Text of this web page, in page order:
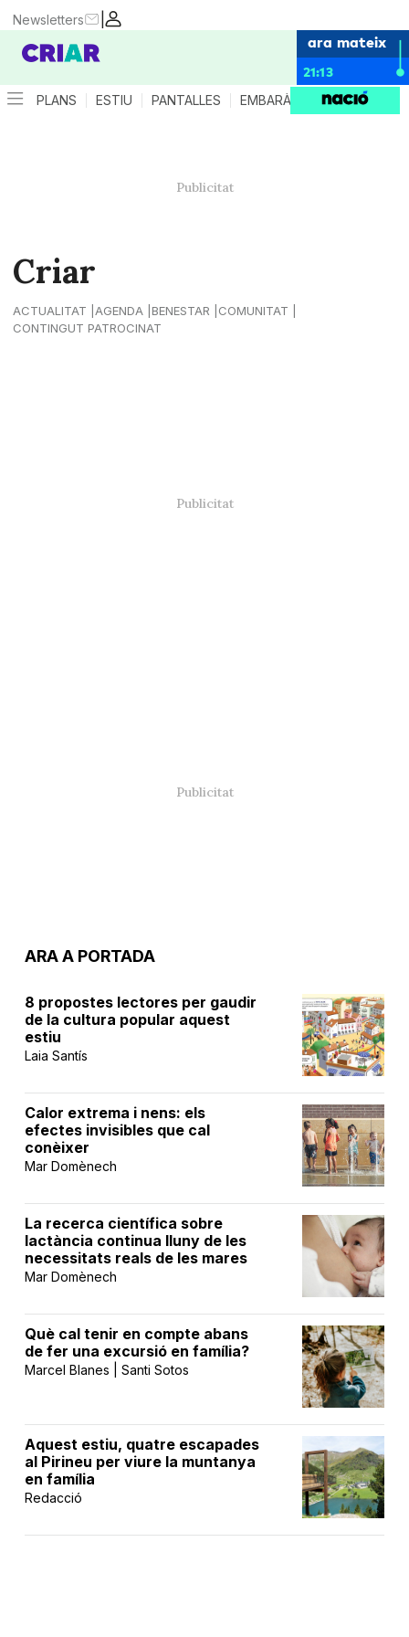
|
Newsletters
ara mateix
21:13
PLANS ESTIU PANTALLES EMBARÀS CRIANÇA
Criar
ACTUALITAT AGENDA BENESTAR
COMUNITAT
CONTINGUT PATROCINAT
ARA A PORTADA
8 propostes lectores per gaudir
de la cultura popular aquest
estiu
Laia Santís
Calor extrema i nens: els
efectes invisibles que cal
conèixer
Mar Domènech
La recerca científica sobre
lactància continua lluny de les
necessitats reals de les mares
Mar Domènech
Què cal tenir en compte abans
de fer una excursió en família?
Marcel Blanes | Santi Sotos
Aquest estiu, quatre escapades
al Pirineu per viure la muntanya
en família
Redacció